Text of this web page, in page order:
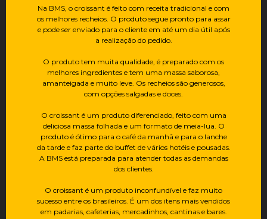
Na BMS, o croissant é feito com receita tradicional e com
os melhores recheios. O produto segue pronto para assar
e pode ser enviado para o cliente em até um dia útil após
a realização do pedido.
O produto tem muita qualidade, é preparado com os
melhores ingredientes e tem uma massa saborosa,
amanteigada e muito leve. Os recheios são generosos,
com opções salgadas e doces.
O croissant é um produto diferenciado, feito com uma
deliciosa massa folhada e um formato de meia-lua. O
produto é ótimo para o café da manhã e para o lanche
da tarde e faz parte do buffet de vários hotéis e pousadas.
A BMS está preparada para atender todas as demandas
dos clientes.
O croissant é um produto inconfundível e faz muito
sucesso entre os brasileiros. É um dos itens mais vendidos
em padarias, cafeterias, mercadinhos, cantinas e bares.